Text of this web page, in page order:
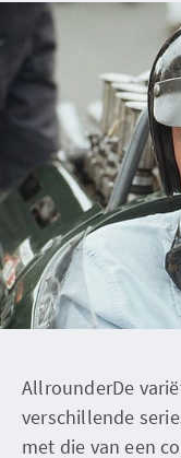
AllrounderDe
verschillende
met die van een